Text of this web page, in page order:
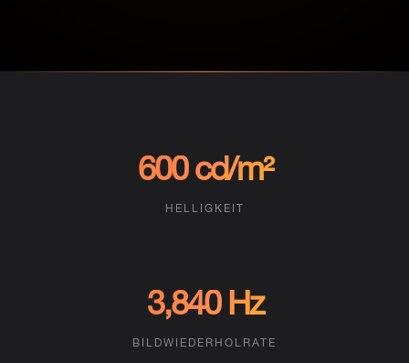
600 cd/m²
HELLIGKEIT
3,840 Hz
BILDWIEDERHOLRATE